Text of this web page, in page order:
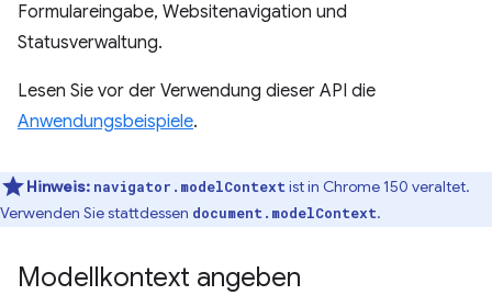
Formulareingabe, Websitenavigation und
Statusverwaltung.
Lesen Sie vor der Verwendung dieser API die
Anwendungsbeispiele.
Hinweis: navigator.modelContext ist in Chrome 150 veraltet.
Verwenden Sie stattdessen document.modelContext.
Modellkontext angeben